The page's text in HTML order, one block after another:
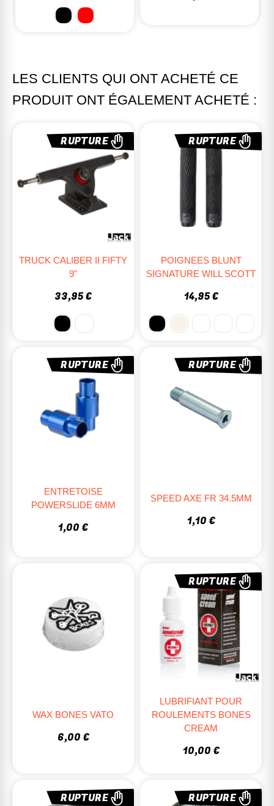
LES CLIENTS QUI ONT ACHETÉ CE
PRODUIT ONT ÉGALEMENT ACHETÉ :
RUPTURE
TRUCK CALIBER II FIFTY
9"
33,95 €
RUPTURE
POIGNEES BLUNT
SIGNATURE WILL SCOTT
14,95 €
RUPTURE
ENTRETOISE
POWERSLIDE 6MM
1,00 €
RUPTURE
SPEED AXE FR 34.5MM
1,10 €
WAX BONES VATO
6,00 €
RUPTURE
LUBRIFIANT POUR
ROULEMENTS BONES
CREAM
10,00 €
RUPTURE RUPTURE